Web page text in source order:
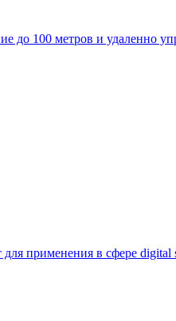
до 100 метров и удаленно
применения в сфере digital